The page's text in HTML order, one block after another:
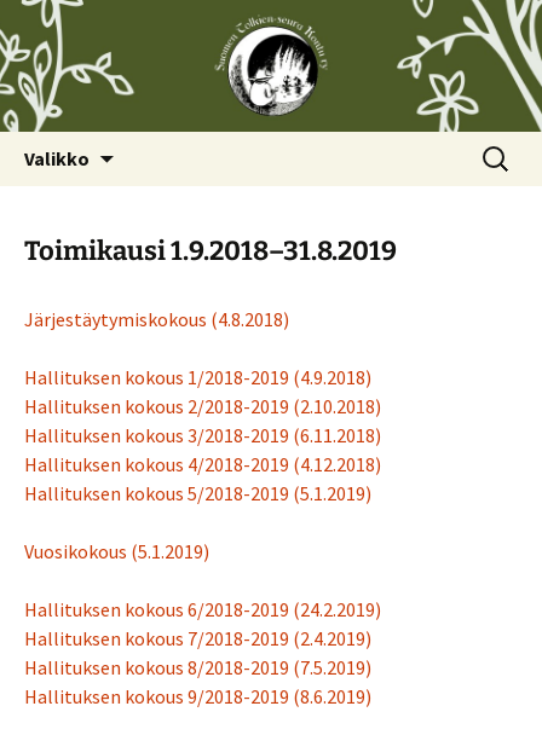
Valikko Haku:
Toimikausi 1.9.2018–31.8.2019
Järjestäytymiskokous (4.8.2018)
Hallituksen kokous 1/2018-2019 (4.9.2018)
Hallituksen kokous 2/2018-2019 (2.10.2018)
Hallituksen kokous 3/2018-2019 (6.11.2018)
Hallituksen kokous 4/2018-2019 (4.12.2018)
Hallituksen kokous 5/2018-2019 (5.1.2019)
Vuosikokous (5.1.2019)
Hallituksen kokous 6/2018-2019 (24.2.2019)
Hallituksen kokous 7/2018-2019 (2.4.2019)
Hallituksen kokous 8/2018-2019 (7.5.2019)
Hallituksen kokous 9/2018-2019 (8.6.2019)